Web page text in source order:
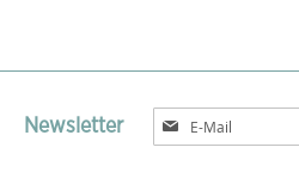
Newsletter
Melden
Sie